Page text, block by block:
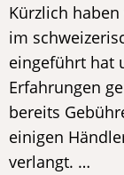
Kürzlich
im
eingeführt hat
Erfahrungen
bereits
einigen
verlangt. …